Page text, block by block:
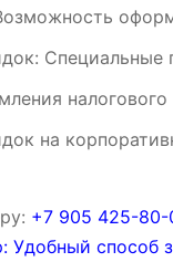
налогового
на
‪‪+7 905 425-80-
Удобный способ